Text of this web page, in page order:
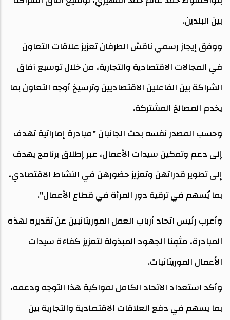
بين البلدين.
ووفق إيجاز رسمي ناقش الطرفان تعزيز علاقات التعاون
في المجالات الاقتصادية والتجارية، من خلال توسيع آفاق
الشراكة بين الفاعلين الاقتصاديين وترسيخ أوجه التعاون بما
يخدم المصالحَ المشتركة.
وحسب المصدر نفسه بحث الجانبان "مبادرة إماراتية تهدف
إلى دعم وتمكين سيدات الأعمال، عبر إطلاق برنامج يهدف
إلى تطوير قدراتهن وتعزيز حضورهن في النشاط الاقتصادي،
بما يُسهم في ترقية دور المرأة في قطاع الأعمال".
وأعرب رئيس اتحاد أرباب العمل الموريتانيين عن تقديره لهذه
المبادرة، مثمٍنا الجهود المبذولة لتعزيز كفاءة سيدات
الأعمال الموريتانيات.
وأكد استعداد الاتحاد الكامل لمواكبة هذا التوجه ودعمه،
بما يسهم في دفع العلاقات الاقتصادية والتجارية بين